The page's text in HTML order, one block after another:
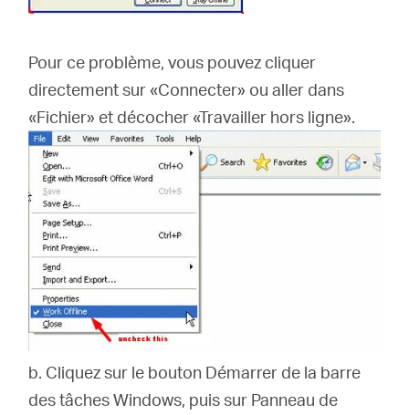
Pour ce problème, vous pouvez cliquer
directement sur «Connecter» ou aller dans
«Fichier» et décocher «Travailler hors ligne».
b. Cliquez sur le bouton Démarrer de la barre
des tâches Windows, puis sur Panneau de